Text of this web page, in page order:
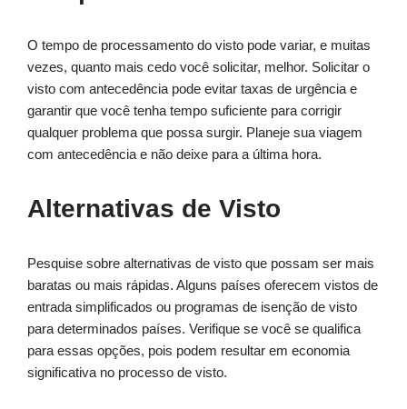
O tempo de processamento do visto pode variar, e muitas
vezes, quanto mais cedo você solicitar, melhor. Solicitar o
visto com antecedência pode evitar taxas de urgência e
garantir que você tenha tempo suficiente para corrigir
qualquer problema que possa surgir. Planeje sua viagem
com antecedência e não deixe para a última hora.
Alternativas de Visto
Pesquise sobre alternativas de visto que possam ser mais
baratas ou mais rápidas. Alguns países oferecem vistos de
entrada simplificados ou programas de isenção de visto
para determinados países. Verifique se você se qualifica
para essas opções, pois podem resultar em economia
significativa no processo de visto.